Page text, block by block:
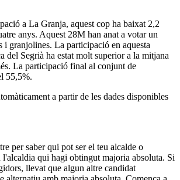
a La Granja, aquest cop ha baixat 2,2
anys. Aquest 28M han anat a votar un
i granjolines. La participació en aquesta
del Segrià ha estat molt superior a la mitjana
La participació final al conjunt de
55,5%.
a partir de les dades disponibles
per saber qui pot ser el teu alcalde o
l'alcaldia qui hagi obtingut majoria absoluta. Si
llevat que algun altre candidat